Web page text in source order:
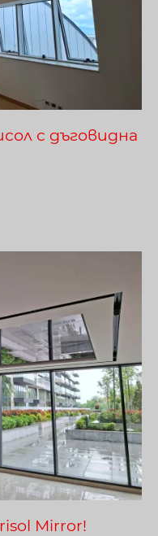
с дъговидна
Mirror!